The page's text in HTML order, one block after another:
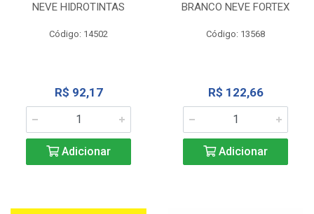
NEVE HIDROTINTAS
Código: 14502
R$ 92,17
Adicionar
BRANCO NEVE FORTEX
Código: 13568
R$ 122,66
Adicionar